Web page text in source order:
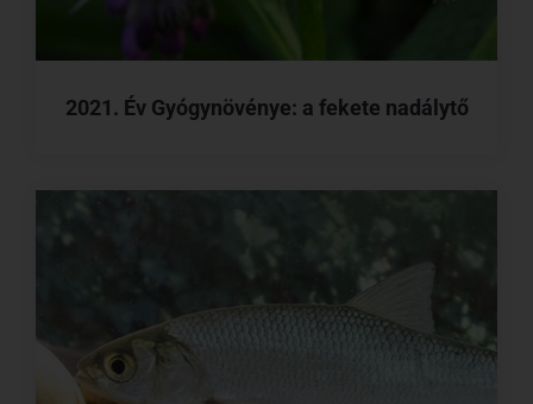
2021. Év Gyógynövénye: a fekete nadálytő